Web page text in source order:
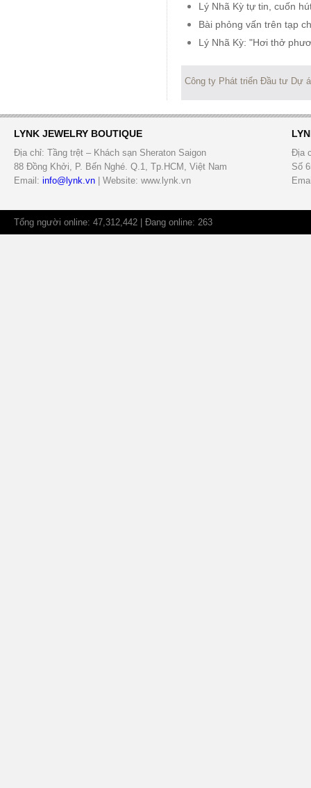
Lý Nhã Kỳ tự tin, cuốn
Bài phỏng vấn trên tạp
Lý Nhã Kỳ: "Hơi thở
Công ty Phát triển Đầu tư Dự
LYNK JEWELRY BOUTIQUE
Địa chỉ: Tầng trệt – Khách sạn Sheraton Saigon
88 Đồng Khởi, P. Bến Nghé. Q.1, Tp.HCM, Việt Nam
Email: info@lynk.vn | Website: www.lynk.vn
Địa
Số
Tổng người online: 47,312,442 | Đang online: 263